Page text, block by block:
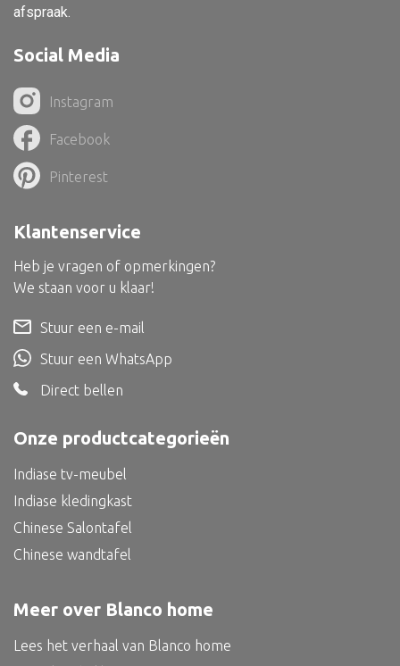
Alle deco
Vaas
Kandelaar
Object
Pilaar
Schaal
Dienblad
Roomdevider
Deco overig
Alle textiel
Kussen
Tapijt
Kelim
Alle bouwmateriaal
afspraak.
Social Media
Instagram
Facebook
Pinterest
Onze productcategorieën
Indiase tv-meubel
Indiase kledingkast
Chinese Salontafel
Chinese wandtafel
Meer over Blanco home
Lees het verhaal van Blanco home
Klantenservice
Heb je vragen of opmerkingen?
We staan voor u klaar!
Stuur een e-mail
Stuur een WhatsApp
Direct bellen